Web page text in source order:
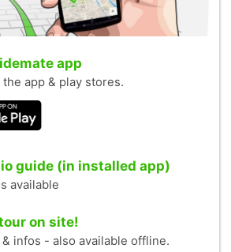
app
app & play stores.
guide (in installed app)
available
on site!
infos - also available offline.